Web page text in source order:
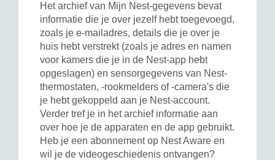
Het archief van Mijn Nest-gegevens bevat
informatie die je over jezelf hebt toegevoegd,
zoals je e-mailadres, details die je over je
huis hebt verstrekt (zoals je adres en namen
voor kamers die je in de Nest-app hebt
opgeslagen) en sensorgegevens van Nest-
thermostaten, ‑rookmelders of ‑camera's die
je hebt gekoppeld aan je Nest-account.
Verder tref je in het archief informatie aan
over hoe je de apparaten en de app gebruikt.
Heb je een abonnement op Nest Aware en
wil je de videogeschiedenis ontvangen?